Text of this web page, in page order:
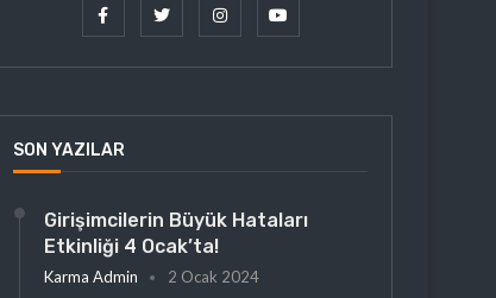
SON YAZILAR
Girişimcilerin Büyük Hataları
Etkinliği 4 Ocak’ta!
Karma Admin 2 Ocak 2024